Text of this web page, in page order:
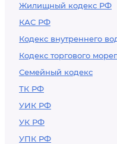
Жилищный кодекс РФ
КАС РФ
Кодекс внутреннего
Кодекс торгового
Семейный кодекс
ТК РФ
УИК РФ
УК РФ
УПК РФ